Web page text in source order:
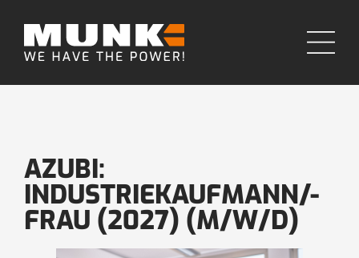
AZUBI:
INDUSTRIEKAUFMANN/-
FRAU (2027) (M/W/D)